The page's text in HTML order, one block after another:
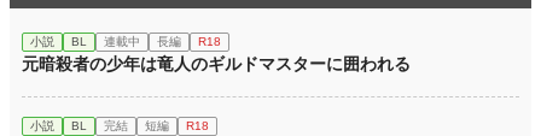
小説 BL 連載中 長編 R18
元暗殺者の少年は竜人のギルドマスターに囲われる
小説 BL 完結 短編 R18